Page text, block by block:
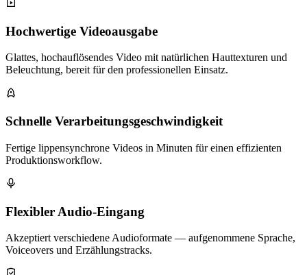
Hochwertige Videoausgabe
Glattes, hochauflösendes Video mit natürlichen Hauttexturen und
Beleuchtung, bereit für den professionellen Einsatz.
Schnelle Verarbeitungsgeschwindigkeit
Fertige lippensynchrone Videos in Minuten für einen effizienten
Produktionsworkflow.
Flexibler Audio-Eingang
Akzeptiert verschiedene Audioformate — aufgenommene Sprache,
Voiceovers und Erzählungstracks.